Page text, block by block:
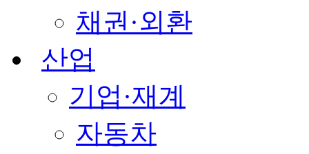
채권·외환
산업
기업·재계
자동차